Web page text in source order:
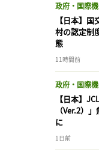
政府・国際
【日本】
村の認定制
態
11時間前
政府・国際
【日本】
（Ver.2）
に
1日前